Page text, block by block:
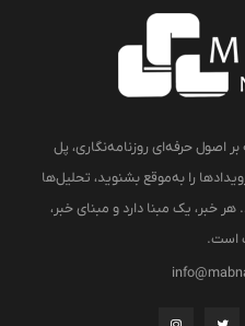
اصول حرفه‌ای روزنامه‌نگاری، پل
را به‌موقع بشنوید، تحلیل‌ها
هر خبر، یک مبنا دارد و مبنای خبر،
است.